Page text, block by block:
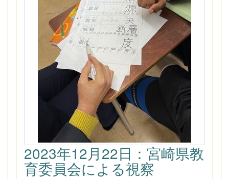
2023年12月22日：宮崎県教
育委員会による視察